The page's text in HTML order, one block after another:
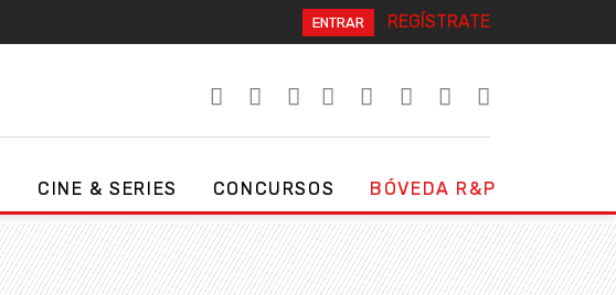
ENTRAR REGÍSTRATE
CINE & SERIES CONCURSOS BÓVEDA R&P